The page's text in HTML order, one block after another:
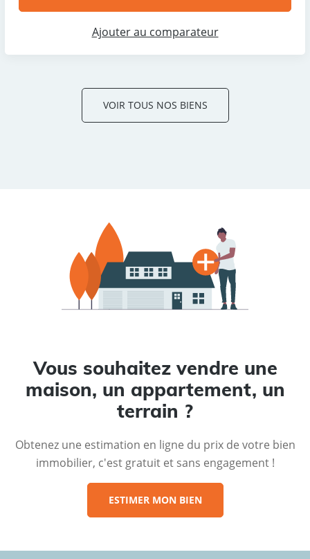
Ajouter au comparateur
VOIR TOUS NOS BIENS
Vous souhaitez vendre une
maison, un appartement, un
terrain ?
Obtenez une estimation en ligne du prix de votre bien
immobilier, c'est gratuit et sans engagement !
ESTIMER MON BIEN